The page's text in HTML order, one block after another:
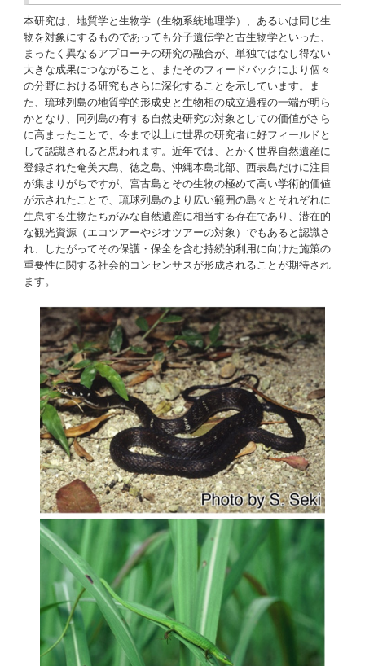
本研究は、地質学と生物学（生物系統地理学）、あるいは同じ生
物を対象にするものであっても分子遺伝学と古生物学といった、
まったく異なるアプローチの研究の融合が、単独ではなし得ない
大きな成果につながること、またそのフィードバックにより個々
の分野における研究もさらに深化することを示しています。ま
た、琉球列島の地質学的形成史と生物相の成立過程の一端が明ら
かとなり、同列島の有する自然史研究の対象としての価値がさら
に高まったことで、今まで以上に世界の研究者に好フィールドと
して認識されると思われます。近年では、とかく世界自然遺産に
登録された奄美大島、徳之島、沖縄本島北部、西表島だけに注目
が集まりがちですが、宮古島とその生物の極めて高い学術的価値
が示されたことで、琉球列島のより広い範囲の島々とそれぞれに
生息する生物たちがみな自然遺産に相当する存在であり、潜在的
な観光資源（エコツアーやジオツアーの対象）でもあると認識さ
れ、したがってその保護・保全を含む持続的利用に向けた施策の
重要性に関する社会的コンセンサスが形成されることが期待され
ます。